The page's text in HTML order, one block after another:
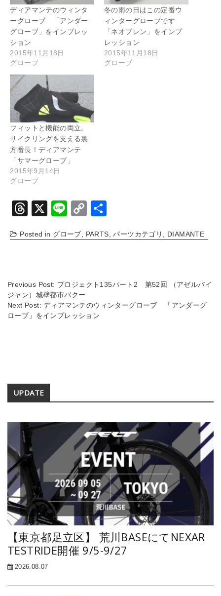
ディアマンテのウィンタ
ーグローブ 「アンダー
グローブ」をインプレッ
ション
2015年11月18日
グローブ
冬の雨の日はこの定番ウ
ィンターグローブです
「ネオプレン」をインプ
レッション
2015年11月18日
グローブ
フィットと機能の両立。
サイクリングを支える裏
方番長！ディアマンテ
「サマーグローブ」
2015年9月14日
グローブ
T
e
s
X
Li
e
C
p
n
k
Posted in グローブ PARTS ,パーツカテゴリ DIAMANTE
Previous Post: プロジェクト135パート2 第52回 （アゼルバイ
ジャン）城壁都市バクー
Next Post:ディアマンテのウィンターグローブ 「アンダーグ
ローブ」をインプレッション
Secondary
UPDATE
【東京都足立区】 荒川BASEにてNEXAR
TESTRIDE開催 9/5-9/27
2026.08.07